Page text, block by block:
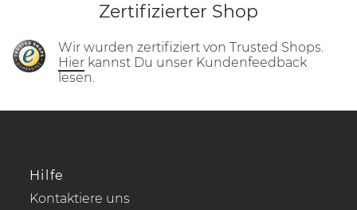
Zertifizierter Shop
Wir wurden zertifiziert von Trusted Shops.
Hier kannst Du unser Kundenfeedback
lesen.
Hilfe
Kontaktiere uns